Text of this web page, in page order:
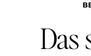
Das